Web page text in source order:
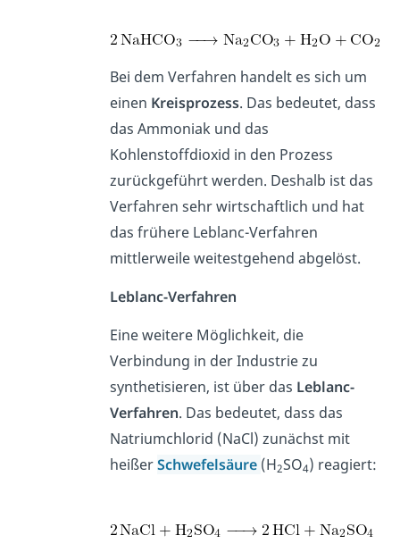
Bei dem Verfahren handelt es sich um
einen Kreisprozess. Das bedeutet, dass
das Ammoniak und das
Kohlenstoffdioxid in den Prozess
zurückgeführt werden. Deshalb ist das
Verfahren sehr wirtschaftlich und hat
das frühere Leblanc-Verfahren
mittlerweile weitestgehend abgelöst.
Leblanc-Verfahren
Eine weitere Möglichkeit, die
Verbindung in der Industrie zu
synthetisieren, ist über das Leblanc-
Verfahren. Das bedeutet, dass das
Natriumchlorid (NaCl) zunächst mit
heißerSchwefelsäure (H2SO4) reagiert: